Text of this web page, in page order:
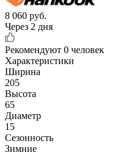
8 060 руб.
Через 2 дня
Рекомендуют 0 человек
Характеристики
Ширина
205
Высота
65
Диаметр
15
Сезонность
Зимние